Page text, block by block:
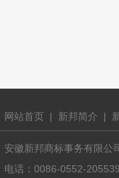
网站首页 | 新邦简介 |
安徽新邦商标事务有限公
电话：0086-0552-